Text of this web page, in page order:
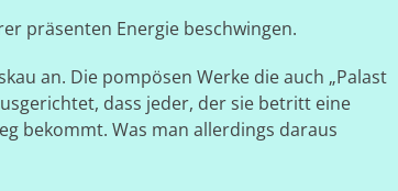
präsenten Energie beschwingen.
an. Die pompösen Werke die auch „Palast
dass jeder, der sie betritt eine
bekommt. Was man allerdings daraus